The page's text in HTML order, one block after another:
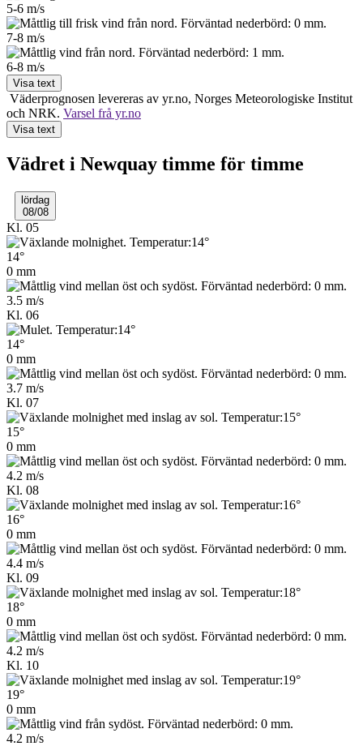
5-6 m/s
7-8 m/s
6-8 m/s
Visa text
Väderprognosen levereras av yr.no, Norges Meteo­rologiske Institut
och NRK. Varsel frå yr.no
Visa text
Vädret i Newquay timme för timme
lördag
08/08
Kl. 05
14°
0 mm
3.5 m/s
Kl. 06
14°
0 mm
3.7 m/s
Kl. 07
15°
0 mm
4.2 m/s
Kl. 08
16°
0 mm
4.4 m/s
Kl. 09
18°
0 mm
4.2 m/s
Kl. 10
19°
0 mm
4.2 m/s